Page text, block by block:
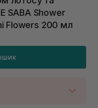
SABA Shower
Flowers 200 мл